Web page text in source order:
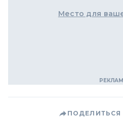
Место для